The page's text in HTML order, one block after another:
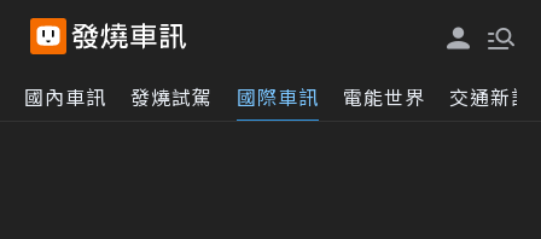
國內車訊 發燒試駕 國際車訊 電能世界 交通新訊